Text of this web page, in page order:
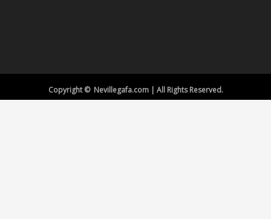
Copyright © Nevillegafa.com | All Rights Reserved.